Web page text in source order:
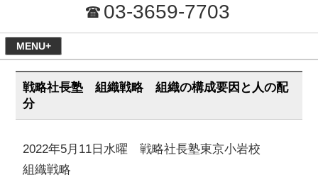
03-3659-7703
MENU+
戦略社長塾 組織戦略 組織の構成要因と人の配
分
2022年5月11日水曜 戦略社長塾東京小岩校
組織戦略